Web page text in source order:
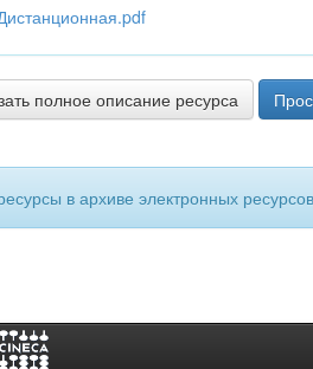
полное описание ресурса
в архиве электронных